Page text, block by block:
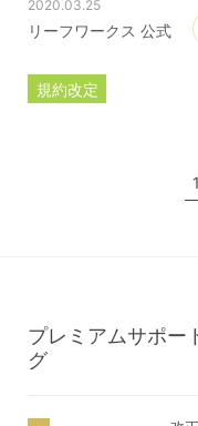
2020.03.25
リーフワークス 公式
規約改定
1
プレミアムサポー
グ